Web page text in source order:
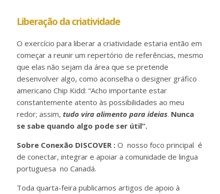
Liberação da criatividade
O exercício para liberar a criatividade estaria então em
começar a reunir um repertório de referências, mesmo
que elas não sejam da área que se pretende
desenvolver algo, como aconselha o designer gráfico
americano Chip Kidd: “Acho importante estar
constantemente atento às possibilidades ao meu
redor; assim, tudo vira alimento para ideias. Nunca
se sabe quando algo pode ser útil”.
Sobre Conexão DISCOVER : O nosso foco principal é
de conectar, integrar e apoiar a comunidade de lingua
portuguesa no Canadá.
Toda quarta-feira publicamos artigos de apoio à